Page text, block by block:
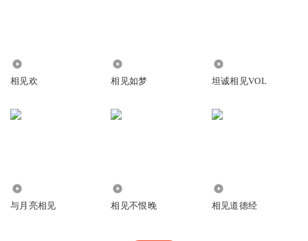
相见欢 相见如梦 坦诚相见VOL
与月亮相见 相见不恨晚 相见道德经